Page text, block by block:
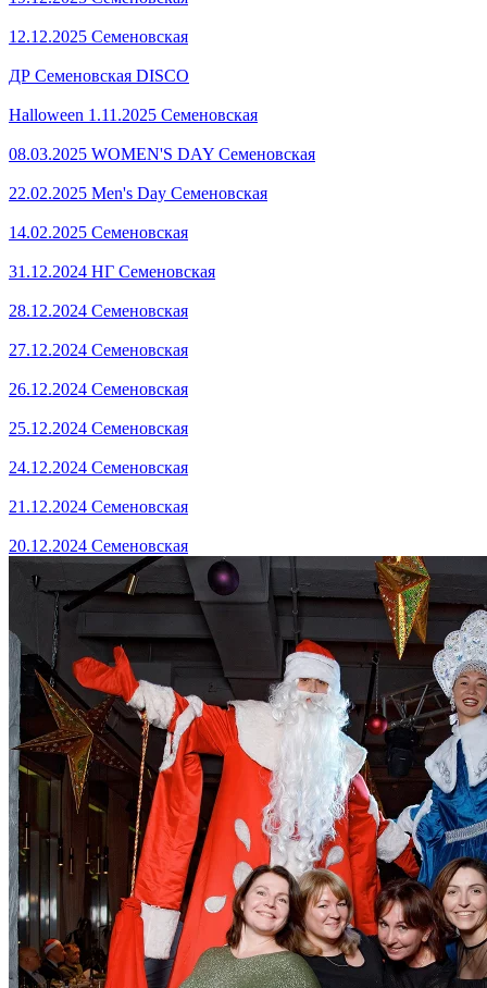
12.12.2025 Семеновская
ДР Семеновская DISCO
Halloween 1.11.2025 Семеновская
08.03.2025 WOMEN'S DAY Семеновская
22.02.2025 Men's Day Семеновская
14.02.2025 Семеновская
31.12.2024 НГ Семеновская
28.12.2024 Семеновская
27.12.2024 Семеновская
26.12.2024 Семеновская
25.12.2024 Семеновская
24.12.2024 Семеновская
21.12.2024 Семеновская
20.12.2024 Семеновская